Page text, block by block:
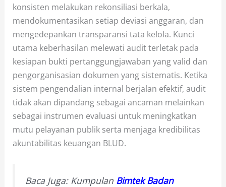
konsisten melakukan rekonsiliasi berkala,
mendokumentasikan setiap deviasi anggaran, dan
mengedepankan transparansi tata kelola. Kunci
utama keberhasilan melewati audit terletak pada
kesiapan bukti pertanggungjawaban yang valid dan
pengorganisasian dokumen yang sistematis. Ketika
sistem pengendalian internal berjalan efektif, audit
tidak akan dipandang sebagai ancaman melainkan
sebagai instrumen evaluasi untuk meningkatkan
mutu pelayanan publik serta menjaga kredibilitas
akuntabilitas keuangan BLUD.
Baca Juga: Kumpulan Bimtek Badan